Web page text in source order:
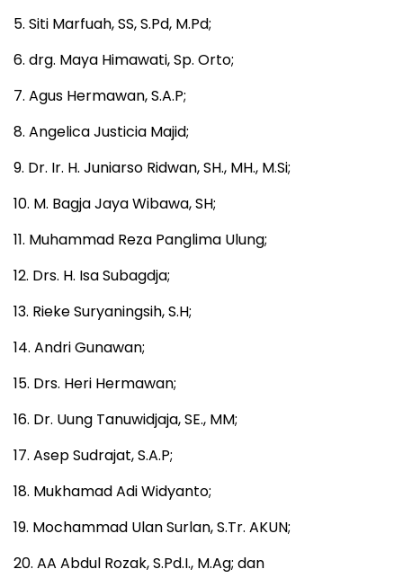
5. Siti Marfuah, SS, S.Pd, M.Pd;
6. drg. Maya Himawati, Sp. Orto;
7. Agus Hermawan, S.A.P;
8. Angelica Justicia Majid;
9. Dr. Ir. H. Juniarso Ridwan, SH., MH., M.Si;
10. M. Bagja Jaya Wibawa, SH;
11. Muhammad Reza Panglima Ulung;
12. Drs. H. Isa Subagdja;
13. Rieke Suryaningsih, S.H;
14. Andri Gunawan;
15. Drs. Heri Hermawan;
16. Dr. Uung Tanuwidjaja, SE., MM;
17. Asep Sudrajat, S.A.P;
18. Mukhamad Adi Widyanto;
19. Mochammad Ulan Surlan, S.Tr. AKUN;
20. AA Abdul Rozak, S.Pd.I., M.Ag; dan